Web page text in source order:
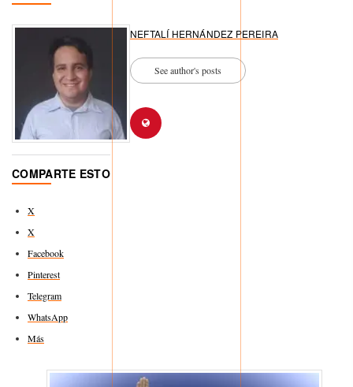
NEFTALÍ HERNÁNDEZ PEREIRA
See author's posts
COMPARTE ESTO
X
X
Facebook
Pinterest
Telegram
WhatsApp
Más